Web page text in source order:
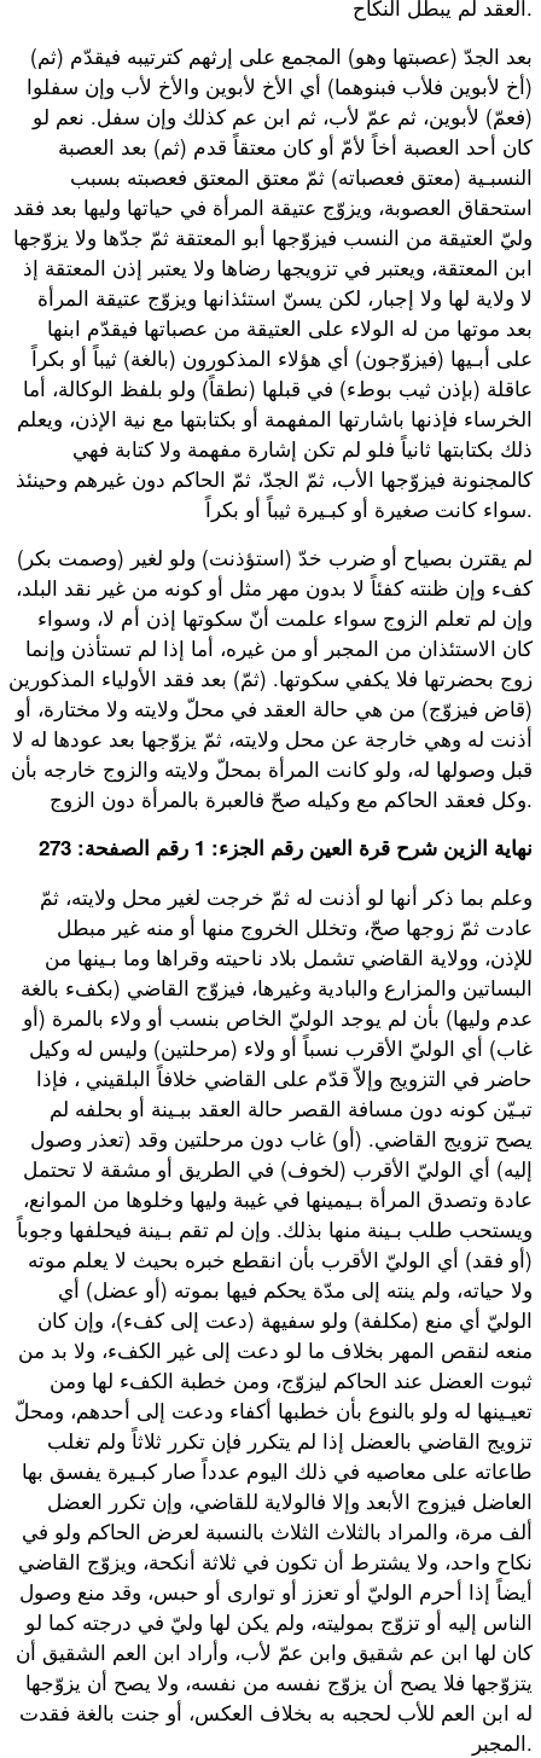
العقد لم يبطل النكاح.
(ثم) بعد الجدّ (عصبتها وهو) المجمع على إرثهم كترتيبه فيقدّم
(أخ لأبوين فلأب فبنوهما) أي الأخ لأبوين والأخ لأب وإن سفلوا
(فعمّ) لأبوين، ثم عمّ لأب، ثم ابن عم كذلك وإن سفل. نعم لو
كان أحد العصبة أخاً لأمّ أو كان معتقاً قدم (ثم) بعد العصبة
النسبـية (معتق فعصباته) ثمّ معتق المعتق فعصبته بسبب
استحقاق العصوبة، ويزوّج عتيقة المرأة في حياتها وليها بعد فقد
وليّ العتيقة من النسب فيزوّجها أبو المعتقة ثمّ جدّها ولا يزوّجها
ابن المعتقة، ويعتبر في تزويجها رضاها ولا يعتبر إذن المعتقة إذ
لا ولاية لها ولا إجبار، لكن يسنّ استئذانها ويزوّج عتيقة المرأة
بعد موتها من له الولاء على العتيقة من عصباتها فيقدّم ابنها
على أبـيها (فيزوّجون) أي هؤلاء المذكورون (بالغة) ثيباً أو بكراً
عاقلة (بإذن ثيب بوطء) في قبلها (نطقاً) ولو بلفظ الوكالة، أما
الخرساء فإذنها باشارتها المفهمة أو بكتابتها مع نية الإذن، ويعلم
ذلك بكتابتها ثانياً فلو لم تكن إشارة مفهمة ولا كتابة فهي
كالمجنونة فيزوّجها الأب، ثمّ الجدّ، ثمّ الحاكم دون غيرهم وحينئذ
سواء كانت صغيرة أو كبـيرة ثيباً أو بكراً.
(وصمت بكر) لم يقترن بصياح أو ضرب خدّ (استؤذنت) ولو لغير
كفء وإن ظنته كفئاً لا بدون مهر مثل أو كونه من غير نقد البلد،
وإن لم تعلم الزوج سواء علمت أنّ سكوتها إذن أم لا، وسواء
كان الاستئذان من المجبر أو من غيره، أما إذا لم تستأذن وإنما
زوج بحضرتها فلا يكفي سكوتها. (ثمّ) بعد فقد الأولياء المذكورين
(قاض فيزوّج) من هي حالة العقد في محلّ ولايته ولا مختارة، أو
أذنت له وهي خارجة عن محل ولايته، ثمّ يزوّجها بعد عودها له لا
قبل وصولها له، ولو كانت المرأة بمحلّ ولايته والزوج خارجه بأن
وكل فعقد الحاكم مع وكيله صحّ فالعبرة بالمرأة دون الزوج.
نهاية الزين شرح قرة العين رقم الجزء: 1 رقم الصفحة: 273
وعلم بما ذكر أنها لو أذنت له ثمّ خرجت لغير محل ولايته، ثمّ
عادت ثمّ زوجها صحّ، وتخلل الخروج منها أو منه غير مبطل
للإذن، وولاية القاضي تشمل بلاد ناحيته وقراها وما بـينها من
البساتين والمزارع والبادية وغيرها، فيزوّج القاضي (بكفء بالغة
عدم وليها) بأن لم يوجد الوليّ الخاص بنسب أو ولاء بالمرة (أو
غاب) أي الوليّ الأقرب نسباً أو ولاء (مرحلتين) وليس له وكيل
حاضر في التزويج وإلاّ قدّم على القاضي خلافاً البلقيني ، فإذا
تبـيّن كونه دون مسافة القصر حالة العقد ببـينة أو بحلفه لم
يصح تزويج القاضي. (أو) غاب دون مرحلتين وقد (تعذر وصول
إليه) أي الوليّ الأقرب (لخوف) في الطريق أو مشقة لا تحتمل
عادة وتصدق المرأة بـيمينها في غيبة وليها وخلوها من الموانع،
ويستحب طلب بـينة منها بذلك. وإن لم تقم بـينة فيحلفها وجوباً
(أو فقد) أي الوليّ الأقرب بأن انقطع خبره بحيث لا يعلم موته
ولا حياته، ولم ينته إلى مدّة يحكم فيها بموته (أو عضل) أي
الوليّ أي منع (مكلفة) ولو سفيهة (دعت إلى كفء)، وإن كان
منعه لنقص المهر بخلاف ما لو دعت إلى غير الكفء، ولا بد من
ثبوت العضل عند الحاكم ليزوّج، ومن خطبة الكفء لها ومن
تعيـينها له ولو بالنوع بأن خطبها أكفاء ودعت إلى أحدهم، ومحلّ
تزويج القاضي بالعضل إذا لم يتكرر فإن تكرر ثلاثاً ولم تغلب
طاعاته على معاصيه في ذلك اليوم عدداً صار كبـيرة يفسق بها
العاضل فيزوج الأبعد وإلا فالولاية للقاضي، وإن تكرر العضل
ألف مرة، والمراد بالثلاث الثلاث بالنسبة لعرض الحاكم ولو في
نكاح واحد، ولا يشترط أن تكون في ثلاثة أنكحة، ويزوّج القاضي
أيضاً إذا أحرم الوليّ أو تعزز أو توارى أو حبس، وقد منع وصول
الناس إليه أو تزوّج بموليته، ولم يكن لها وليّ في درجته كما لو
كان لها ابن عم شقيق وابن عمّ لأب، وأراد ابن العم الشقيق أن
يتزوّجها فلا يصح أن يزوّج نفسه من نفسه، ولا يصح أن يزوّجها
له ابن العم للأب لحجبه به بخلاف العكس، أو جنت بالغة فقدت
المجبر.